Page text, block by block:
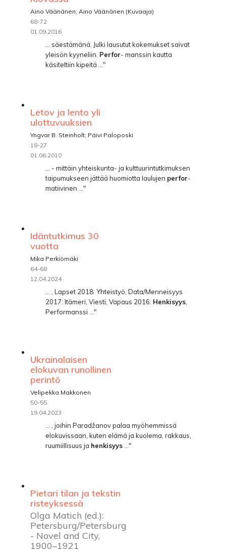
Aino Väänänen; Aino Väänänen (Kuvaaja)
68-72
01.09.2016
... säestämänä. Julki lausutut kokemukset saivat
yleisön kyyneliin. Perfor- manssin kautta
käsiteltiin kipeitä ..."
Letov ja lento yli
ulottuvuuksien
Yngvar B. Steinholt; Päivi Paloposki
18-27
01.06.2010
... - mittäin yhteiskunta- ja kulttuurintutkimuksen
taipumukseen jättää huomiotta laulujen perfor-
matiivinen ..."
Idäntutkimus 30
vuotta
Mika Perkiömäki
64-68
12.04.2024
... , Lapset 2018: Yhteistyö, Data/Menneisyys
2017: Itämeri, Viesti, Vapaus 2016: Henkisyys
Performanssi ..."
Ukrainalaisen
elokuvan runollinen
perintö
Velipekka Makkonen
50-55
19.04.2023
... , joihin Paradžanov palaa myöhemmissä
elokuvissaan, kuten elämä ja kuolema, rakkaus,
ruumiillisuus ja henkisyys ..."
Pietari tilan ja tekstin
risteyksessä
Olga Matich (ed.):
Petersburg/Petersburg
- Novel and City,
1900–1921